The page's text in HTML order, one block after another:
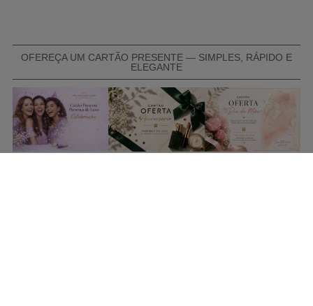
OFEREÇA UM CARTÃO PRESENTE — SIMPLES, RÁPIDO E
ELEGANTE